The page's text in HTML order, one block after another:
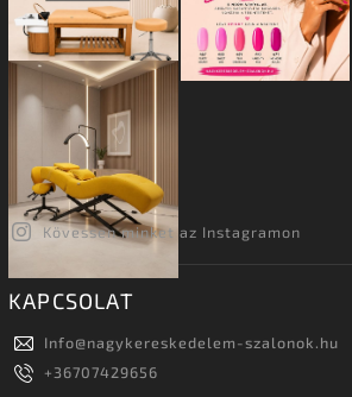
Kövessen minket az Instagramon
KAPCSOLAT
Info@nagykereskedelem-szalonok.hu
+36707429656